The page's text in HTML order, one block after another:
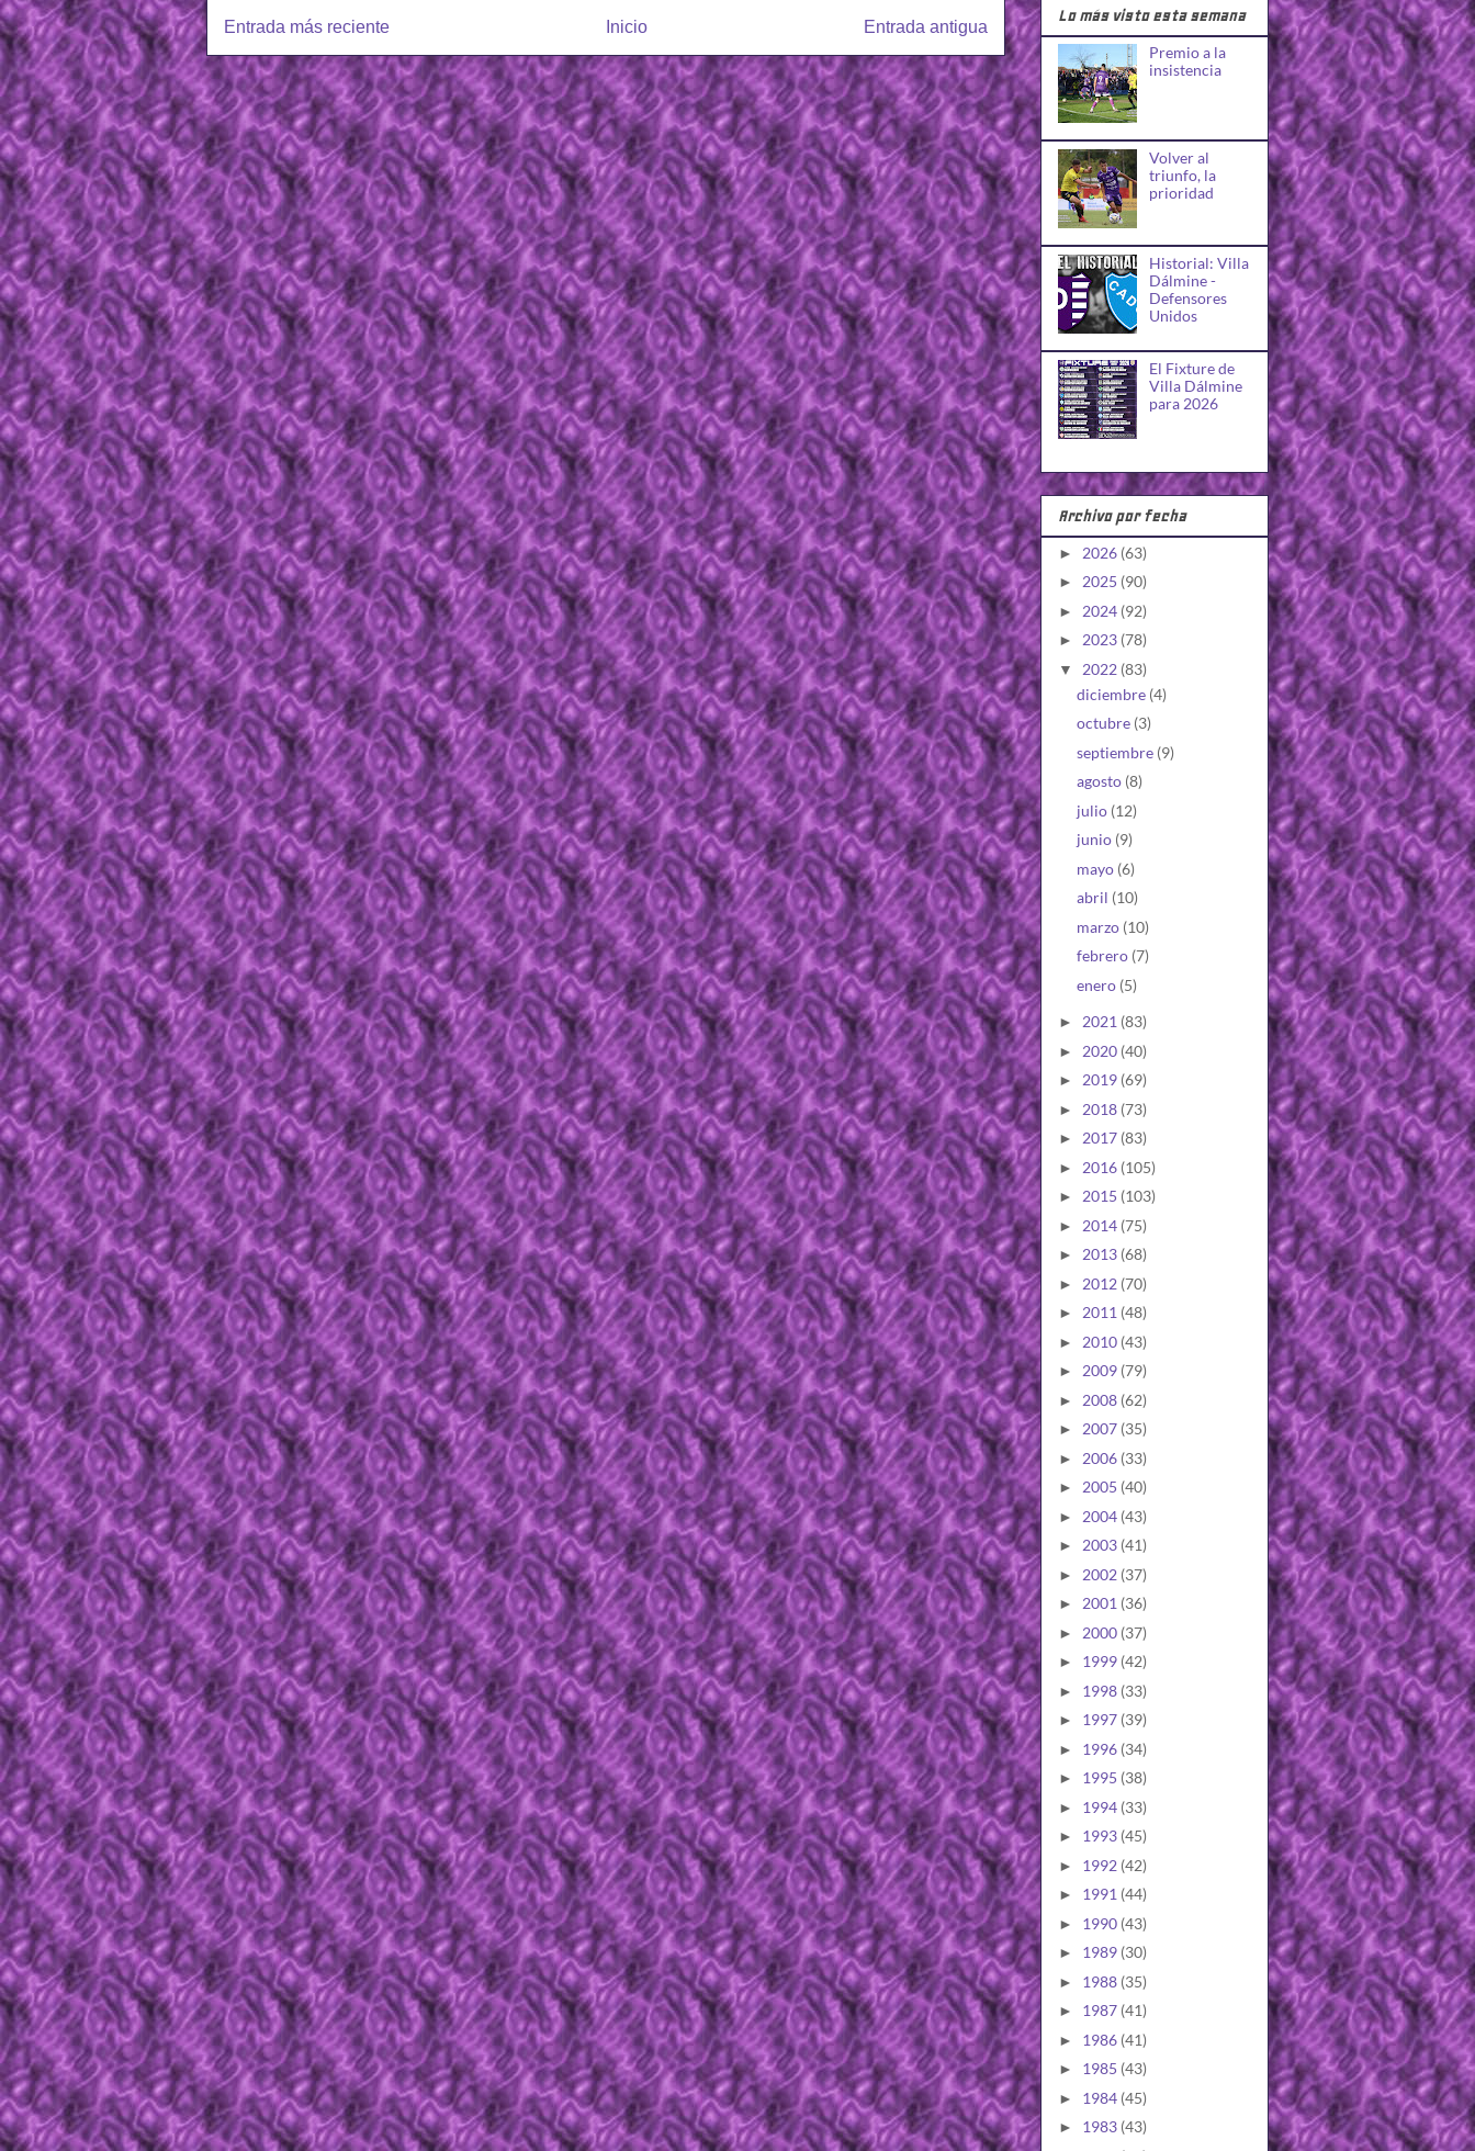
Entrada más reciente Entrada antigua
Inicio
Lo más visto esta semana
Premio a la
insistencia
Volver al
triunfo, la
prioridad
Historial: Villa
Dálmine -
Defensores
Unidos
El Fixture de
Villa Dálmine
para 2026
Archivo por fecha
► 2026 (63)
► 2025 (90)
► 2024 (92)
► 2023 (78)
▼ 2022 (83)
diciembre (4)
octubre (3)
septiembre (9)
agosto (8)
julio (12)
junio (9)
mayo (6)
abril (10)
marzo (10)
febrero (7)
enero (5)
► 2021 (83)
► 2020 (40)
► 2019 (69)
► 2018 (73)
► 2017 (83)
► 2016 (105)
► 2015 (103)
► 2014 (75)
► 2013 (68)
► 2012 (70)
► 2011 (48)
► 2010 (43)
► 2009 (79)
► 2008 (62)
► 2007 (35)
► 2006 (33)
► 2005 (40)
► 2004 (43)
► 2003 (41)
► 2002 (37)
► 2001 (36)
► 2000 (37)
► 1999 (42)
► 1998 (33)
► 1997 (39)
► 1996 (34)
► 1995 (38)
► 1994 (33)
► 1993 (45)
► 1992 (42)
► 1991 (44)
► 1990 (43)
► 1989 (30)
► 1988 (35)
► 1987 (41)
► 1986 (41)
► 1985 (43)
► 1984 (45)
► 1983 (43)